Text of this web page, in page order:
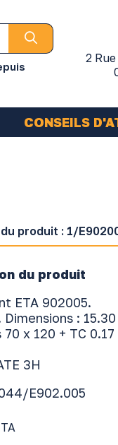
2
CONSEILS
produit : 1/
du produit
ETA 902005.
Dimensions :
x 120 + TC 0.17
3H
E902.005